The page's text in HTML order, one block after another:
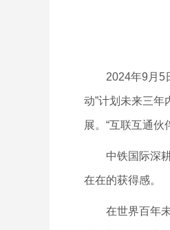
2024年9月5日
动”计划未来三
展。“互联互通
中铁国际深耕
在在的获得感。
在世界百年未